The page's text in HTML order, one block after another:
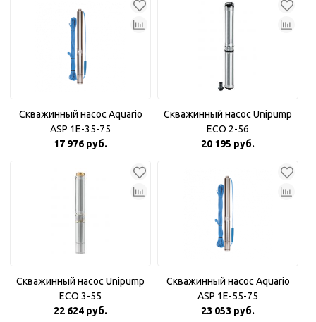
Скважинный насос Aquario
ASP 1E-35-75
17 976 руб.
Скважинный насос Unipump
ECO 2-56
20 195 руб.
Скважинный насос Unipump
ECO 3-55
22 624 руб.
Скважинный насос Aquario
ASP 1E-55-75
23 053 руб.